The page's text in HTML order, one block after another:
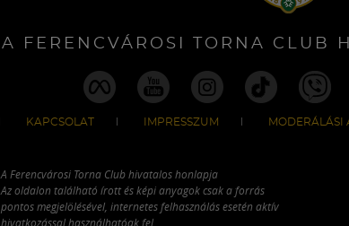
A FERENCVÁROSI TORNA CLUB
KAPCSOLAT IMPRESSZUM MODERÁLÁSI
A Ferencvárosi Torna Club hivatalos honlapja
Az oldalon található írott és képi anyagok csak a forrás
pontos megjelölésével, internetes felhasználás esetén aktív
hivatkozással használhatóak fel.